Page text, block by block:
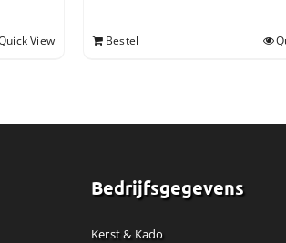
View Bestel
Bedrijfsgegevens
Kerst & Kado